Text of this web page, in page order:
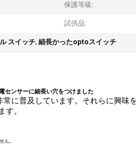
保護等級:
試供品:
スイッチ, 細長かったoptoスイッチ
センサーに細長い穴をつけました
に普及しています。 それらに興味
す。
ん。